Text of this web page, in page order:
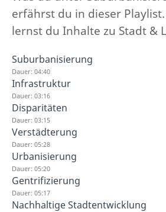
erfährst du in dieser
lernst du Inhalte zu Stadt &
Suburbanisierung
Dauer: 04:40
Infrastruktur
Dauer: 03:16
Disparitäten
Dauer: 03:15
Verstädterung
Dauer: 05:28
Urbanisierung
Dauer: 05:20
Gentrifizierung
Dauer: 05:17
Nachhaltige Stadtentwicklung